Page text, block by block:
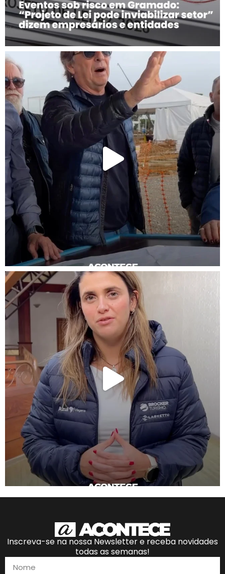
Inscreva-se na nossa Newsletter e receba novidades
todas as semanas!